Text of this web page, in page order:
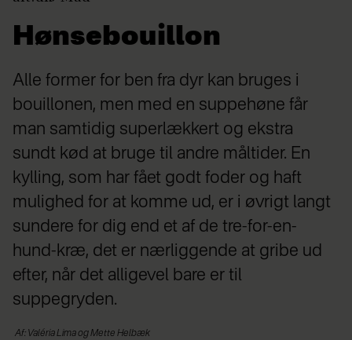
Hønsebouillon
Alle former for ben fra dyr kan bruges i
bouillonen, men med en suppehøne får
man samtidig superlækkert og ekstra
sundt kød at bruge til andre måltider. En
kylling, som har fået godt foder og haft
mulighed for at komme ud, er i øvrigt langt
sundere for dig end et af de tre-for-en-
hund-kræ, det er nærliggende at gribe ud
efter, når det alligevel bare er til
suppegryden.
Af: Valéria Lima og Mette Helbæk